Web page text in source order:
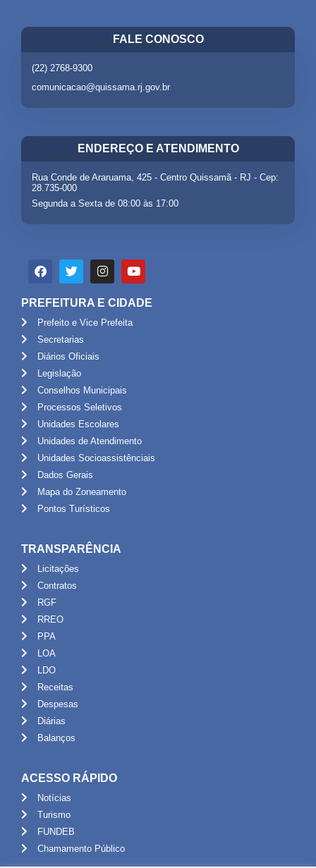
FALE CONOSCO
(22) 2768-9300
comunicacao@quissama.rj.gov.br
ENDEREÇO E ATENDIMENTO
Rua Conde de Araruama, 425 - Centro Quissamã - RJ - Cep:
28.735-000
Segunda a Sexta de 08:00 às 17:00
PREFEITURA E CIDADE
Prefeito e Vice Prefeita
Secretarias
Diários Oficiais
Legislação
Conselhos Municipais
Processos Seletivos
Unidades Escolares
Unidades de Atendimento
Unidades Socioassistênciais
Dados Gerais
Mapa do Zoneamento
Pontos Turísticos
TRANSPARÊNCIA
Licitações
Contratos
RGF
RREO
PPA
LOA
LDO
Receitas
Despesas
Diárias
Balanços
ACESSO RÁPIDO
Notícias
Turismo
FUNDEB
Chamamento Público